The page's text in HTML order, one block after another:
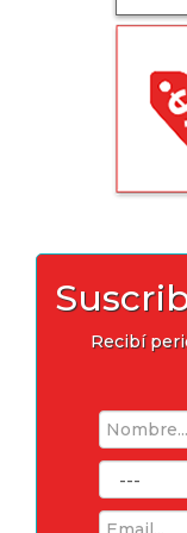
Recibí